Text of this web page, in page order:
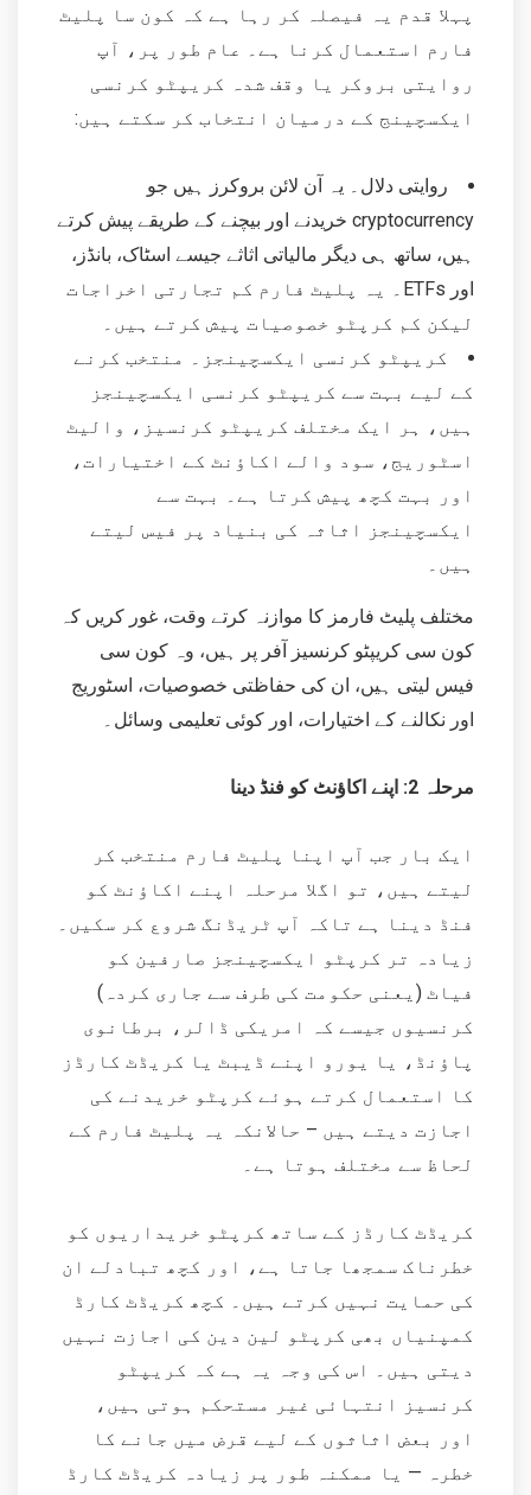
پہلا قدم یہ فیصلہ کر رہا ہے کہ کون سا پلیٹ
فارم استعمال کرنا ہے۔ عام طور پر، آپ
روایتی بروکر یا وقف شدہ کریپٹو کرنسی
ایکسچینج کے درمیان انتخاب کر سکتے ہیں:
روایتی دلال۔ یہ آن لائن بروکرز ہیں جو
cryptocurrency خریدنے اور بیچنے کے طریقے پیش کرتے
ہیں، ساتھ ہی دیگر مالیاتی اثاثے جیسے اسٹاک، بانڈز،
اور ETFs۔ یہ پلیٹ فارم کم تجارتی اخراجات
لیکن کم کرپٹو خصوصیات پیش کرتے ہیں۔
کریپٹو کرنسی ایکسچینجز۔ منتخب کرنے
کے لیے بہت سے کریپٹو کرنسی ایکسچینجز
ہیں، ہر ایک مختلف کریپٹو کرنسیز، والیٹ
اسٹوریج، سود والے اکاؤنٹ کے اختیارات،
اور بہت کچھ پیش کرتا ہے۔ بہت سے
ایکسچینجز اثاثہ کی بنیاد پر فیس لیتے
ہیں۔
مختلف پلیٹ فارمز کا موازنہ کرتے وقت، غور کریں کہ
کون سی کریپٹو کرنسیز آفر پر ہیں، وہ کون سی
فیس لیتی ہیں، ان کی حفاظتی خصوصیات، اسٹوریج
اور نکالنے کے اختیارات، اور کوئی تعلیمی وسائل۔
مرحلہ 2: اپنے اکاؤنٹ کو فنڈ دینا
ایک بار جب آپ اپنا پلیٹ فارم منتخب کر
لیتے ہیں، تو اگلا مرحلہ اپنے اکاؤنٹ کو
فنڈ دینا ہے تاکہ آپ ٹریڈنگ شروع کر سکیں۔
زیادہ تر کرپٹو ایکسچینجز صارفین کو
فیاٹ (یعنی حکومت کی طرف سے جاری کردہ)
کرنسیوں جیسے کہ امریکی ڈالر، برطانوی
پاؤنڈ، یا یورو اپنے ڈیبٹ یا کریڈٹ کارڈز
کا استعمال کرتے ہوئے کرپٹو خریدنے کی
اجازت دیتے ہیں – حالانکہ یہ پلیٹ فارم کے
لحاظ سے مختلف ہوتا ہے۔
کریڈٹ کارڈز کے ساتھ کرپٹو خریداریوں کو
خطرناک سمجھا جاتا ہے، اور کچھ تبادلے ان
کی حمایت نہیں کرتے ہیں۔ کچھ کریڈٹ کارڈ
کمپنیاں بھی کرپٹو لین دین کی اجازت نہیں
دیتی ہیں۔ اس کی وجہ یہ ہے کہ کریپٹو
کرنسیز انتہائی غیر مستحکم ہوتی ہیں،
اور بعض اثاثوں کے لیے قرض میں جانے کا
خطرہ — یا ممکنہ طور پر زیادہ کریڈٹ کارڈ